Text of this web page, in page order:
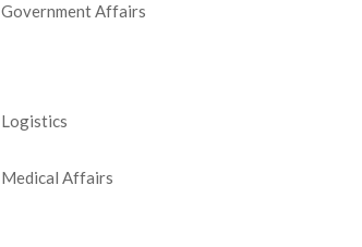
Government Affairs
Logistics
Medical Affairs